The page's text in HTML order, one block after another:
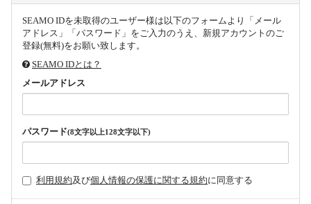
SEAMO IDを未取得のユーザー様は以下のフォームより「メール
アドレス」「パスワード」をご入力のうえ、新規アカウントのご
登録(無料)をお願い致します。
SEAMO IDとは？
メールアドレス
パスワード(8文字以上128文字以下)
利用規約及び個人情報の保護に関する規約に同意する